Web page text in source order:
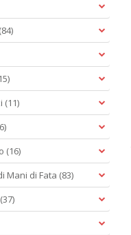
HISTORY TRAVEL N.4
Il Cammino Di Santiago
9.90 €
Digitale
4.90 €
(84)
(11)
(16)
Mani di Fata (83)
(37)